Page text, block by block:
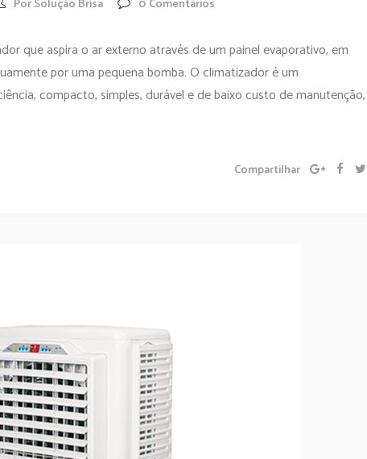
PorSolução Brisa 0 Comentários
que aspira o ar externo através de um painel evaporativo, em
por uma pequena bomba. O climatizador é um
compacto, simples, durável e de baixo custo de manutenção,
Compartilhar